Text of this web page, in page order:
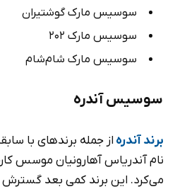
سوسیس مارک گوشتیران
سوسیس مارک 202
سوسیس مارک شام‌شام
سوسیس آندره
برند آندره
نام آندریاس آهارونیان موسس
می‌کرد. این برند کمی بعد گسترش